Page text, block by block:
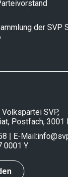
der SVP
SVP,
Postfach, 3001
| E-Mail:
0001 Y